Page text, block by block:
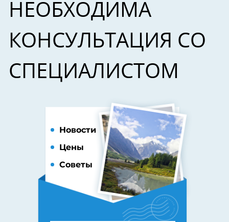
НЕОБХОДИМА
КОНСУЛЬТАЦИЯ СО
СПЕЦИАЛИСТОМ
Новости
Цены
Советы